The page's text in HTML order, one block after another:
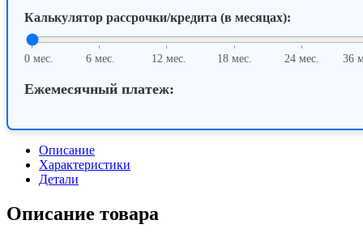
TealКалькулятор рассрочки/кредита (в месяцах):
0 мес. 6 мес. 12 мес. 18 мес. 24 мес. 36
Ежемесячный платеж:
Описание
Характеристики
Детали
Описание товара